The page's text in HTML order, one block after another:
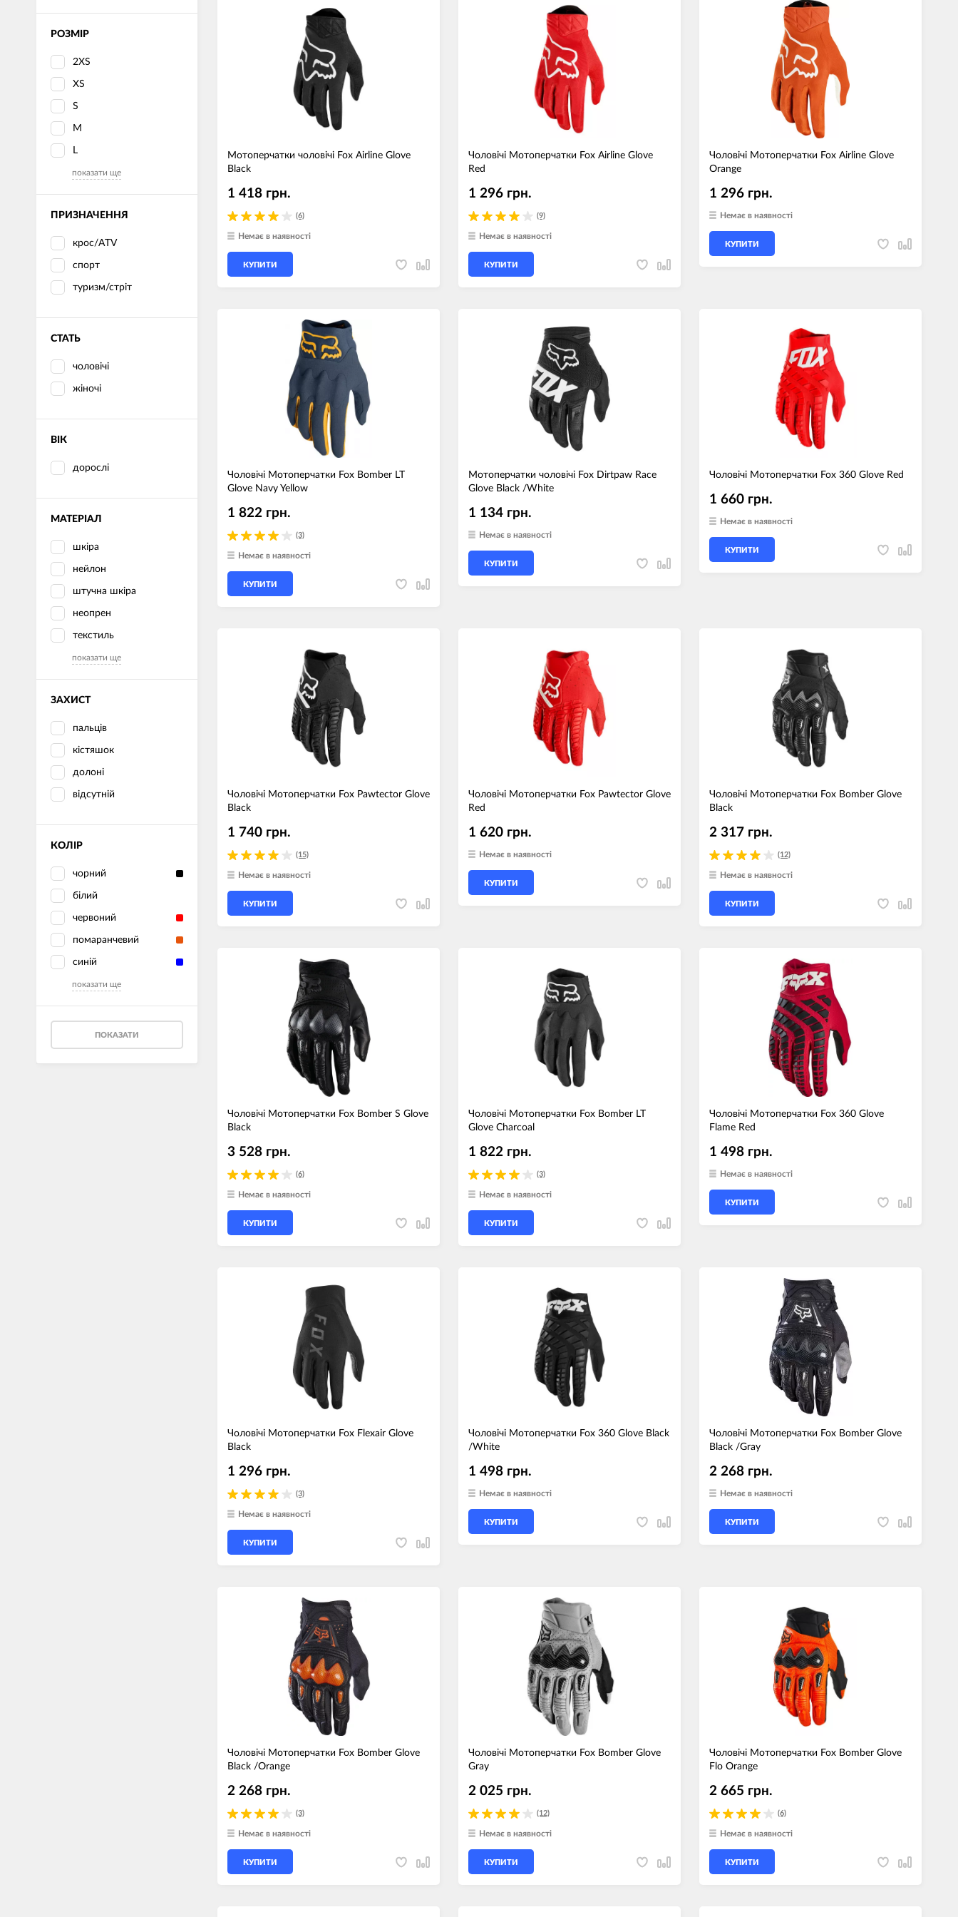
РОЗМІР
2XS
XS
S
M
L
показати ще
ПРИЗНАЧЕННЯ
крос/ATV
спорт
туризм/стріт
СТАТЬ
чоловічі
жіночі
ВІК
дорослі
МАТЕРІАЛ
шкіра
нейлон
штучна шкіра
неопрен
текстиль
показати ще
ЗАХИСТ
пальців
кістяшок
долоні
відсутній
КОЛІР
чорний
білий
червоний
помаранчевий
синій
показати ще
ПОКАЗАТИ
Мотоперчатки чоловічі Fox Airline Glove
Black
(6)
1 418 грн.
Немає в наявності
КУПИТИ
Чоловічі Мотоперчатки Fox Airline Glove
Red
(9)
1 296 грн.
Немає в наявності
КУПИТИ
Чоловічі Мотоперчатки Fox Airline Glove
Orange
1 296 грн.
Немає в наявності
КУПИТИ
Чоловічі Мотоперчатки Fox Bomber LT
Glove Navy Yellow
(3)
1 822 грн.
Немає в наявності
КУПИТИ
Мотоперчатки чоловічі Fox Dirtpaw Race
Glove Black /White
1 134 грн.
Немає в наявності
КУПИТИ
Чоловічі Мотоперчатки Fox 360 Glove Red
1 660 грн.
Немає в наявності
КУПИТИ
Чоловічі Мотоперчатки Fox Pawtector Glove
Black
(15)
1 740 грн.
Немає в наявності
КУПИТИ
Чоловічі Мотоперчатки Fox Pawtector Glove
Red
1 620 грн.
Немає в наявності
КУПИТИ
Чоловічі Мотоперчатки Fox Bomber Glove
Black
(12)
2 317 грн.
Немає в наявності
КУПИТИ
Чоловічі Мотоперчатки Fox Bomber S Glove
Black
(6)
3 528 грн.
Немає в наявності
КУПИТИ
Чоловічі Мотоперчатки Fox Bomber LT
Glove Charcoal
(3)
1 822 грн.
Немає в наявності
КУПИТИ
Чоловічі Мотоперчатки Fox 360 Glove
Flame Red
1 498 грн.
Немає в наявності
КУПИТИ
Чоловічі Мотоперчатки Fox Flexair Glove
Black
(3)
1 296 грн.
Немає в наявності
КУПИТИ
Чоловічі Мотоперчатки Fox 360 Glove Black
/White
1 498 грн.
Немає в наявності
КУПИТИ
Чоловічі Мотоперчатки Fox Bomber Glove
Black /Gray
2 268 грн.
Немає в наявності
КУПИТИ
Чоловічі Мотоперчатки Fox Bomber Glove
Black /Orange
(3)
2 268 грн.
Немає в наявності
КУПИТИ
Чоловічі Мотоперчатки Fox Bomber Glove
Gray
(12)
2 025 грн.
Немає в наявності
КУПИТИ
Чоловічі Мотоперчатки Fox Bomber Glove
Flo Orange
(6)
2 665 грн.
Немає в наявності
КУПИТИ